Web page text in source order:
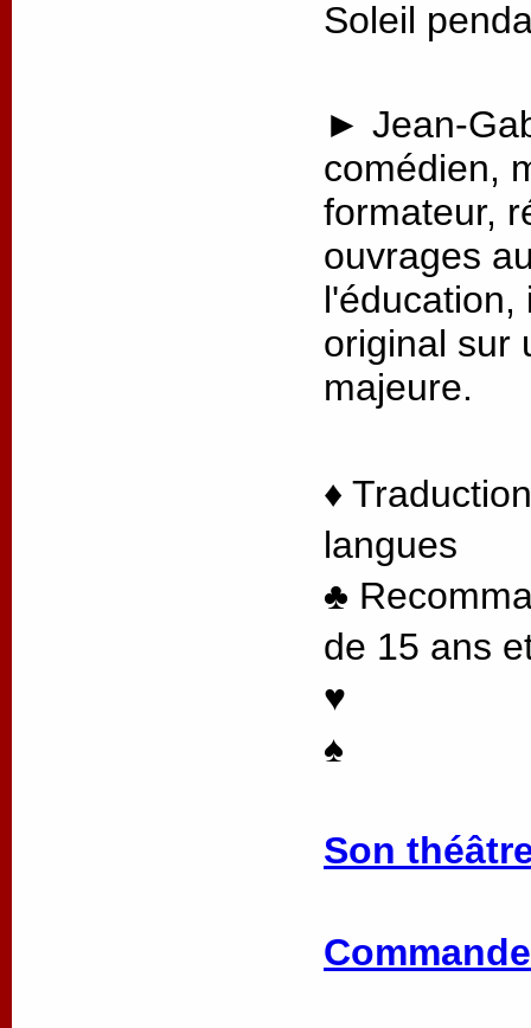
Soleil
► Jean-
comédien,
formateur,
ouvrages
l'éducation,
original sur
majeure.
♦
langues
♣
de 15 ans
♥
♠
Son